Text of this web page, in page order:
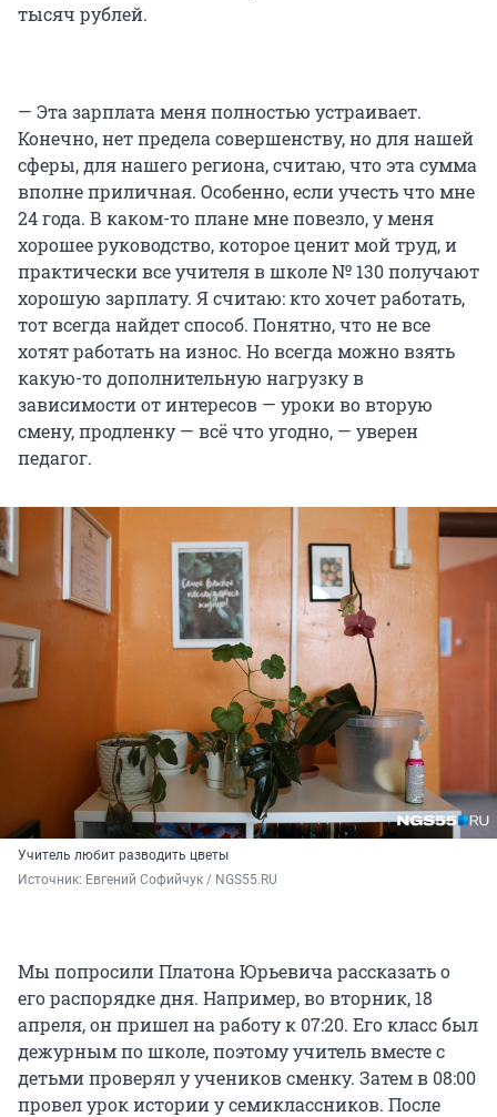
тысяч рублей.
— Эта зарплата меня полностью устраивает.
Конечно, нет предела совершенству, но для нашей
сферы, для нашего региона, считаю, что эта сумма
вполне приличная. Особенно, если учесть что мне
24 года. В каком-то плане мне повезло, у меня
хорошее руководство, которое ценит мой труд, и
практически все учителя в школе № 130 получают
хорошую зарплату. Я считаю: кто хочет работать,
тот всегда найдет способ. Понятно, что не все
хотят работать на износ. Но всегда можно взять
какую-то дополнительную нагрузку в
зависимости от интересов — уроки во вторую
смену, продленку — всё что угодно, — уверен
педагог.
Учитель любит разводить цветы
Источник: Евгений Софийчук / NGS55.RU
Мы попросили Платона Юрьевича рассказать о
его распорядке дня. Например, во вторник, 18
апреля, он пришел на работу к 07:20. Его класс был
дежурным по школе, поэтому учитель вместе с
детьми проверял у учеников сменку. Затем в 08:00
провел урок истории у семиклассников. После